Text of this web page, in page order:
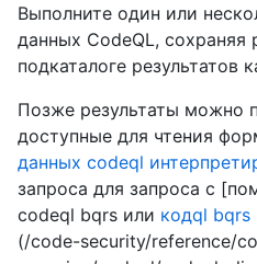
Выполните один или
данных CodeQL, сохраняя
подкаталоге результатов
Позже результаты можно
доступные для чтения
данных codeql
запроса для запроса с
codeql bqrs или кодql bqrs
(/code-security/reference/